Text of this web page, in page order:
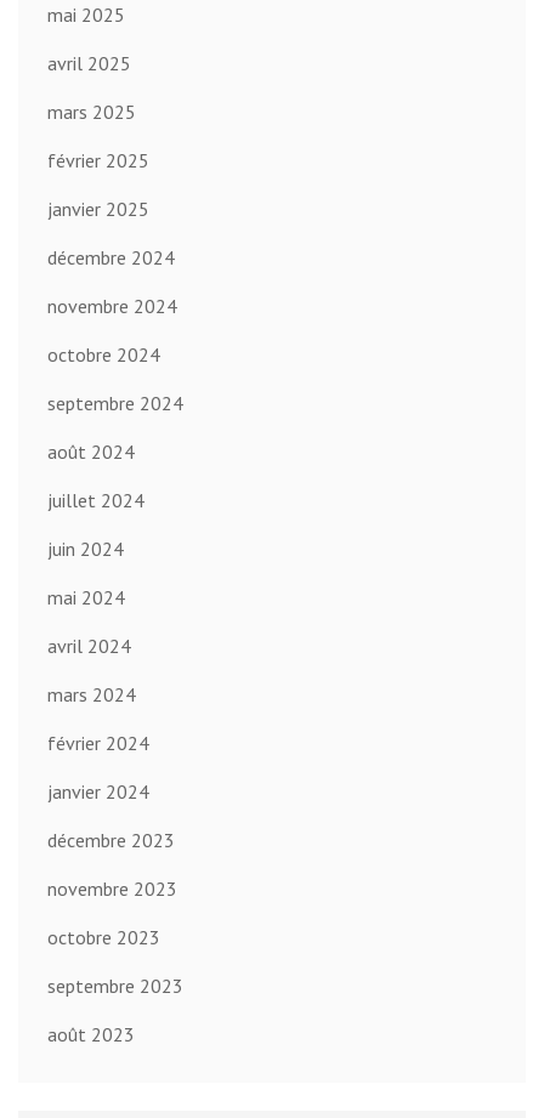
mai 2025
avril 2025
mars 2025
février 2025
janvier 2025
décembre 2024
novembre 2024
octobre 2024
septembre 2024
août 2024
juillet 2024
juin 2024
mai 2024
avril 2024
mars 2024
février 2024
janvier 2024
décembre 2023
novembre 2023
octobre 2023
septembre 2023
août 2023